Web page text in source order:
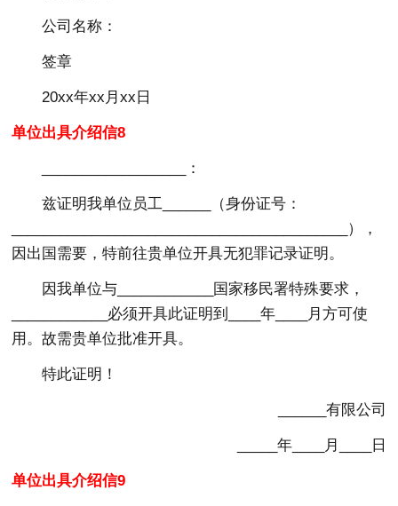
公司名称：
签章
20xx年xx月xx日
单位出具介绍信8
__________________：
兹证明我单位员工______（身份证号：
__________________________________________），
因出国需要，特前往贵单位开具无犯罪记录证明。
因我单位与____________国家移民署特殊要求，
____________必须开具此证明到____年____月方可使
用。故需贵单位批准开具。
特此证明！
______有限公司
_____年____月____日
单位出具介绍信9